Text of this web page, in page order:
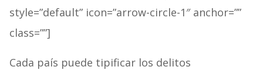
style=”default” icon=”arrow-circle-1″ anchor=””
class=””]
Cada país puede tipificar los delitos